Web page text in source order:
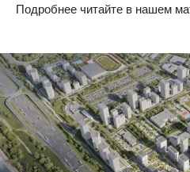
Подробнее читайте в нашем